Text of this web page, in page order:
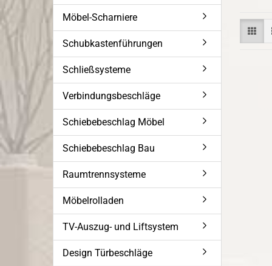
Möbel-Scharniere
Schubkastenführungen
Schließsysteme
Verbindungsbeschläge
Schiebebeschlag Möbel
Schiebebeschlag Bau
Raumtrennsysteme
Möbelrolladen
TV-Auszug- und Liftsystem
Design Türbeschläge